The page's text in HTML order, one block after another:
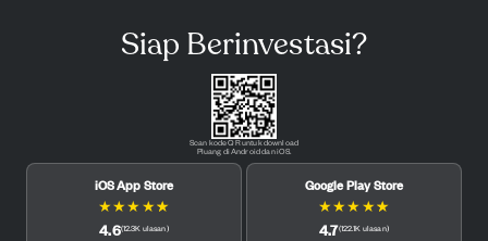
Siap Berinvestasi?
Scan kode QR untuk download
Pluang di Android dan iOS.
iOS App Store
★★★ ★★
4.6(12.3K ulasan)
Google Play Store
★★★ ★★
4.7(122.1K ulasan)